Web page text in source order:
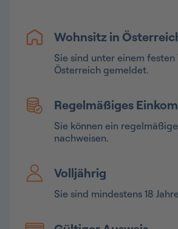
Wohnsitz in
Sie sind unter einem festen
Österreich gemeldet.
Regelmäßiges
Sie können ein
nachweisen.
Volljährig
Sie sind mindestens 18